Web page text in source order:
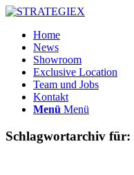
Home
News
Showroom
Exclusive Location
Team und Jobs
Kontakt
Menü Menü
Schlagwortarchiv für: